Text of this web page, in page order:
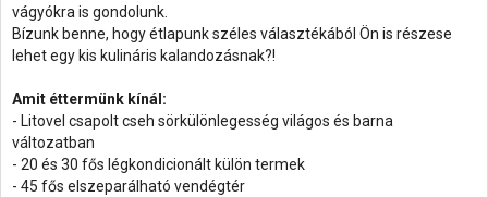
vágyókra is gondolunk.
Bízunk benne, hogy étlapunk széles választékából Ön is részese
lehet egy kis kulináris kalandozásnak?!
Amit éttermünk kínál:
- Litovel csapolt cseh sörkülönlegesség világos és barna
változatban
- 20 és 30 fős légkondicionált külön termek
- 45 fős elszeparálható vendégtér